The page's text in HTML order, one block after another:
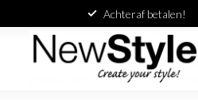
Achteraf betalen!